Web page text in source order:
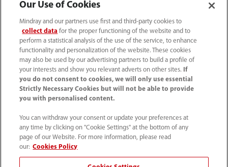
(82-2) 5688 040
intl-market@mindray.com
이용 약관｜사이트 맵
개인 정보 처리 방침
Our Use of Cookies
Mindray and our partners use first and third-party cookies to
collect data for the proper functioning of the website and to
perform a statistical analysis of the use of the service, to enhance
functionality and personalization of the website. These cookies
may also be used by our advertising partners to build a profile of
your interests and show you relevant adverts on other sites.
If
you do not consent to cookies, we will only use essential
Strictly Necessary Cookies but will not be able to provide
you with personalised content.
You can withdraw your consent or update your preferences at
any time by clicking on "Cookie Settings" at the bottom of any
page of our Website. For more information, please read
our: Cookies Policy